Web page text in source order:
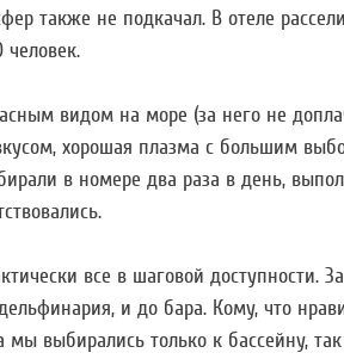
также не подкачал. В отеле
видом на море (за него не
хорошая плазма с большим
в номере два раза в день,
все в шаговой доступности.
и до бара. Кому, что
выбирались только к бассейну,